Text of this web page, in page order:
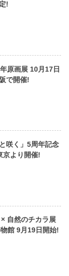
!
原画展 10月17日
で開催!
咲く」5周年記念
京より開催!
自然のチカラ展
館 9月19日開始!